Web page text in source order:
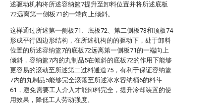
述驱动机构将所述容纳篮7提升至卸料位置并将所述底板
72远离第一侧板71的一端向上倾斜。
这样通过所述第一侧板71、底板72、第二侧板73和顶板74
形成平行四边形结构，在所述机构的的驱动下，处于卸料
位置的所述容纳篮7的底板72远离第一侧板71的一端向上
倾斜，容纳篮7内的丸制品5在倾斜的底板72的作用下能够
更容易的滚动至所述第二过料通道75，有利于保证容纳篮
7内的丸制品5能够完全滚落至所述冰水容纳桶6的料斗
61，避免需要工人介入才能卸料完全，提升冷却装置的使
用效果，降低工人劳动强度。